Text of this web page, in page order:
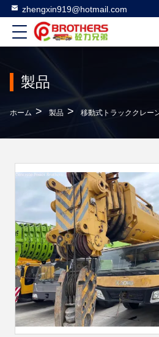
zhengxin919@hotmail.com
製品
ホーム > 製品 > 移動式トラッククレー